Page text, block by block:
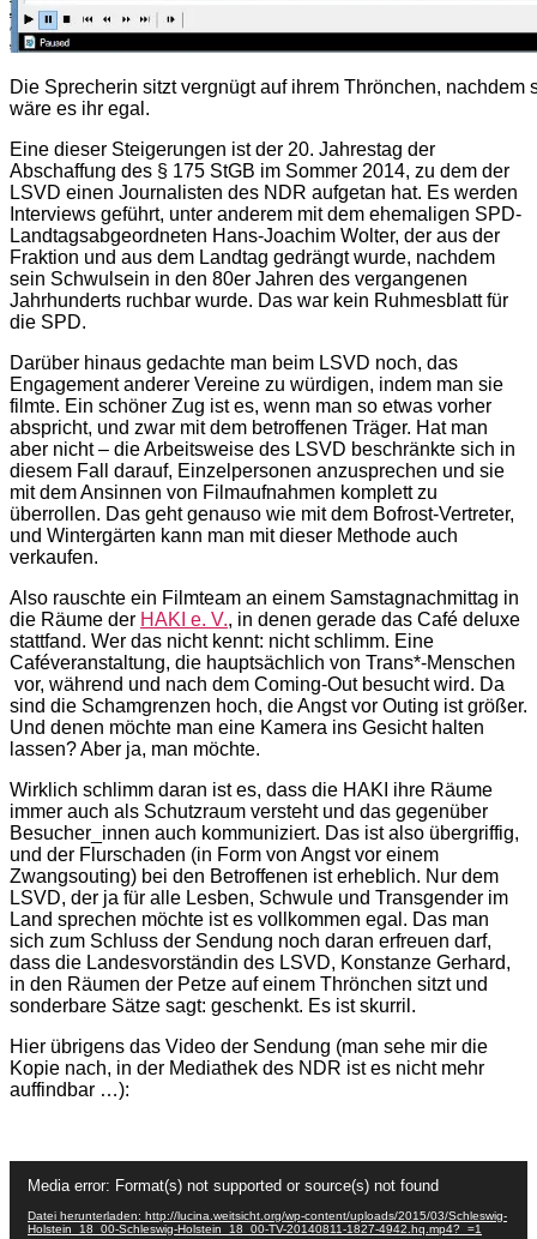
Die Sprecherin sitzt vergnügt auf ihrem Thrönchen,
wäre es ihr egal.
Eine dieser Steigerungen ist der 20. Jahrestag der
Abschaffung des § 175 StGB im Sommer 2014, zu dem der
LSVD einen Journalisten des NDR aufgetan hat. Es werden
Interviews geführt, unter anderem mit dem ehemaligen SPD-
Landtagsabgeordneten Hans-Joachim Wolter, der aus der
Fraktion und aus dem Landtag gedrängt wurde, nachdem
sein Schwulsein in den 80er Jahren des vergangenen
Jahrhunderts ruchbar wurde. Das war kein Ruhmesblatt für
die SPD.
Darüber hinaus gedachte man beim LSVD noch, das
Engagement anderer Vereine zu würdigen, indem man sie
filmte. Ein schöner Zug ist es, wenn man so etwas vorher
abspricht, und zwar mit dem betroffenen Träger. Hat man
aber nicht – die Arbeitsweise des LSVD beschränkte sich in
diesem Fall darauf, Einzelpersonen anzusprechen und sie
mit dem Ansinnen von Filmaufnahmen komplett zu
überrollen. Das geht genauso wie mit dem Bofrost-Vertreter,
und Wintergärten kann man mit dieser Methode auch
verkaufen.
Also rauschte ein Filmteam an einem Samstagnachmittag in
die Räume der HAKI e. V., in denen gerade das Café deluxe
stattfand. Wer das nicht kennt: nicht schlimm. Eine
Caféveranstaltung, die hauptsächlich von Trans*-Menschen
vor, während und nach dem Coming-Out besucht wird. Da
sind die Schamgrenzen hoch, die Angst vor Outing ist größer.
Und denen möchte man eine Kamera ins Gesicht halten
lassen? Aber ja, man möchte.
Wirklich schlimm daran ist es, dass die HAKI ihre Räume
immer auch als Schutzraum versteht und das gegenüber
Besucher_innen auch kommuniziert. Das ist also übergriffig,
und der Flurschaden (in Form von Angst vor einem
Zwangsouting) bei den Betroffenen ist erheblich. Nur dem
LSVD, der ja für alle Lesben, Schwule und Transgender im
Land sprechen möchte ist es vollkommen egal. Das man
sich zum Schluss der Sendung noch daran erfreuen darf,
dass die Landesvorständin des LSVD, Konstanze Gerhard,
in den Räumen der Petze auf einem Thrönchen sitzt und
sonderbare Sätze sagt: geschenkt. Es ist skurril.
Hier übrigens das Video der Sendung (man sehe mir die
Kopie nach, in der Mediathek des NDR ist es nicht mehr
auffindbar …):
Player
Media error: Format(s) not supported or source(s) not found
Datei herunterladen: http://lucina.weitsicht.org/wp-content/uploads/2015/03/Schleswig-
Holstein_18_00-Schleswig-Holstein_18_00-TV-20140811-1827-4942.hq.mp4?_=1